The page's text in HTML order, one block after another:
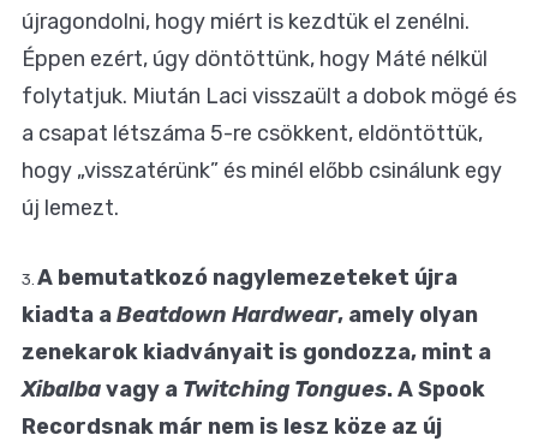
újragondolni, hogy miért is kezdtük el zenélni.
Éppen ezért, úgy döntöttünk, hogy Máté nélkül
folytatjuk. Miután Laci visszaült a dobok mögé és
a csapat létszáma 5-re csökkent, eldöntöttük,
hogy „visszatérünk” és minél előbb csinálunk egy
új lemezt.
3. A bemutatkozó nagylemezeteket újra
kiadta aBeatdown Hardwear, amely olyan
zenekarok kiadványait is gondozza, mint a
Xibalbavagy a Twitching Tongues. A Spook
Recordsnak már nem is lesz köze az új